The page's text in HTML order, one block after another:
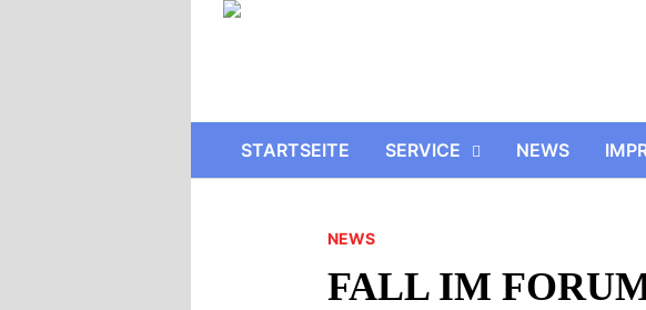
STARTSEITE SERVICE NEWS
NEWS
FALL IM